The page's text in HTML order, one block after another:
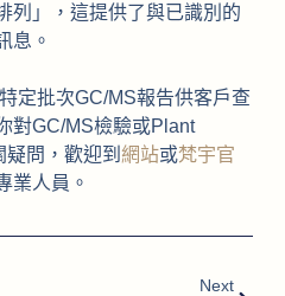
列」，這提供了與已識別的
息。
定批次GC/MS報告供客戶查
對GC/MS檢驗或Plant
問，歡迎到 網站或梵宇官
業人員。
Next